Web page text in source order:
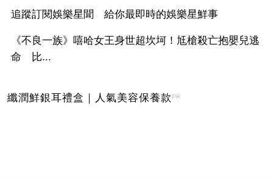
追蹤訂閱娛樂星聞 給你最即時的娛樂星鮮事
《不良一族》嘻哈女王身世超坎坷！尪槍殺亡抱嬰兒逃
命 比...
纖潤鮮銀耳禮盒｜人氣美容保養款 PR